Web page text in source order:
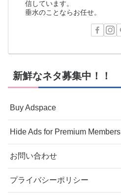
信しています。
垂水のことならお任せ。
新鮮なネタ募集中！！
Buy Adspace
Hide Ads for Premium Members
お問い合わせ
プライバシーポリシー